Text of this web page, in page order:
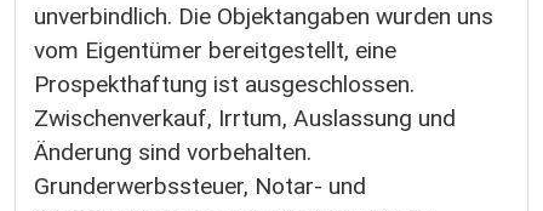
unverbindlich. Die Objektangaben wurden uns
vom Eigentümer bereitgestellt, eine
Prospekthaftung ist ausgeschlossen.
Zwischenverkauf, Irrtum, Auslassung und
Änderung sind vorbehalten.
Grunderwerbssteuer, Notar- und